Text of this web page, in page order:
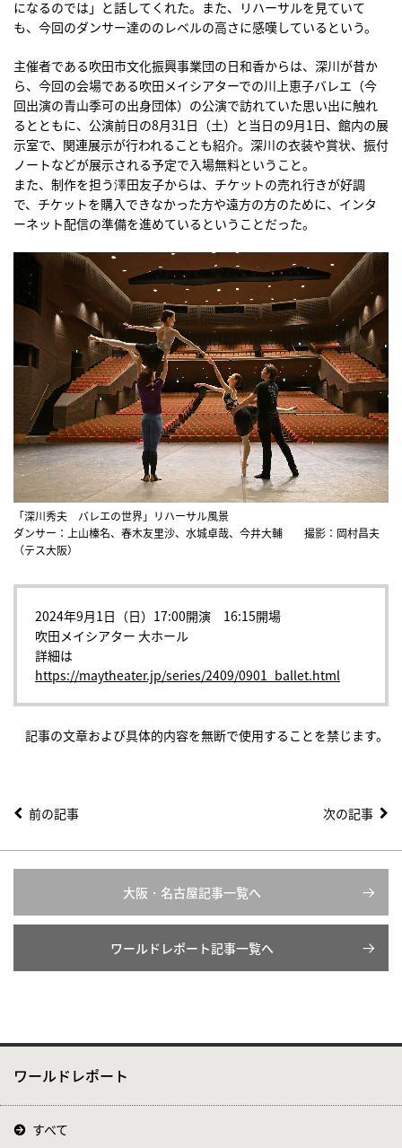
になるのでは」と話してくれた。また、リハーサルを見ていて
も、今回のダンサー達ののレベルの高さに感嘆しているという。
主催者である吹田市文化振興事業団の日和香からは、深川が昔か
ら、今回の会場である吹田メイシアターでの川上恵子バレエ（今
回出演の青山季可の出身団体）の公演で訪れていた思い出に触れ
るとともに、公演前日の8月31日（土）と当日の9月1日、館内の展
示室で、関連展示が行われることも紹介。深川の衣装や賞状、振付
ノートなどが展示される予定で入場無料ということ。
また、制作を担う澤田友子からは、チケットの売れ行きが好調
で、チケットを購入できなかった方や遠方の方のために、インタ
ーネット配信の準備を進めているということだった。
「深川秀夫 バレエの世界」リハーサル風景
ダンサー：上山榛名、春木友里沙、水城卓哉、今井大輔 撮影：岡村昌夫
（テス大阪）
2024年9月1日（日）17:00開演 16:15開場
吹田メイシアター 大ホール
詳細は
https://maytheater.jp/series/2409/0901_ballet.html
記事の文章および具体的内容を無断で使用することを禁じます。
前の記事 次の記事
大阪・名古屋記事一覧へ
ワールドレポート記事一覧へ
ワールドレポート
すべて